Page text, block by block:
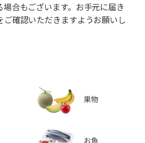
場合もございます。お手元に届き
ご確認いただきますようお願いし